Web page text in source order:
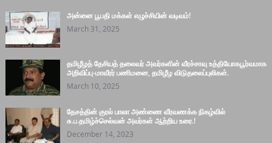
அன்னை பூபதி மக்கள் எழுச்சியின் வடிவம்!
March 31, 2025
தமிழீழத் தேசியத் தலைவர் அவர்களின் வீரச்சாவு உத்தியோகபூர்வமாக
அறிவிப்பு-மாவீரர் பணிமனை, தமிழீழ விடுதலைப்புலிகள்.
March 10, 2025
தேசத்தின் குரல் பாலா அண்ணை வீரவணக்க நிகழ்வில்
சு.ப.தமிழ்ச்செல்வன் அவர்கள் ஆற்றிய உரை.!
December 14, 2023